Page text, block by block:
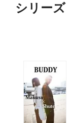
シリーズ